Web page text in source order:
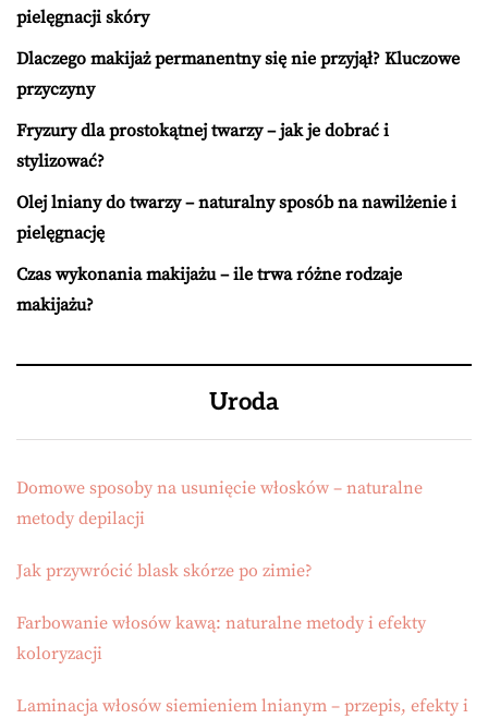
pielęgnacji skóry
Dlaczego makijaż permanentny się nie przyjął? Kluczowe
przyczyny
Fryzury dla prostokątnej twarzy – jak je dobrać i
stylizować?
Olej lniany do twarzy – naturalny sposób na nawilżenie i
pielęgnację
Czas wykonania makijażu – ile trwa różne rodzaje
makijażu?
Uroda
Domowe sposoby na usunięcie włosków – naturalne
metody depilacji
Jak przywrócić blask skórze po zimie?
Farbowanie włosów kawą: naturalne metody i efekty
koloryzacji
Laminacja włosów siemieniem lnianym – przepis, efekty i